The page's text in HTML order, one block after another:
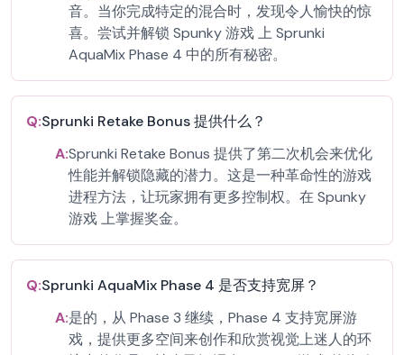
音。当你完成特定的混合时，发现令人愉快的惊
喜。尝试并解锁 Spunky 游戏 上 Sprunki
AquaMix Phase 4 中的所有秘密。
Q:Sprunki Retake Bonus 提供什么？
A:Sprunki Retake Bonus 提供了第二次机会来优化
性能并解锁隐藏的潜力。这是一种革命性的游戏
进程方法，让玩家拥有更多控制权。在 Spunky
游戏 上掌握奖金。
Q:Sprunki AquaMix Phase 4 是否支持宽屏？
A:是的，从 Phase 3 继续，Phase 4 支持宽屏游
戏，提供更多空间来创作和欣赏视觉上迷人的环